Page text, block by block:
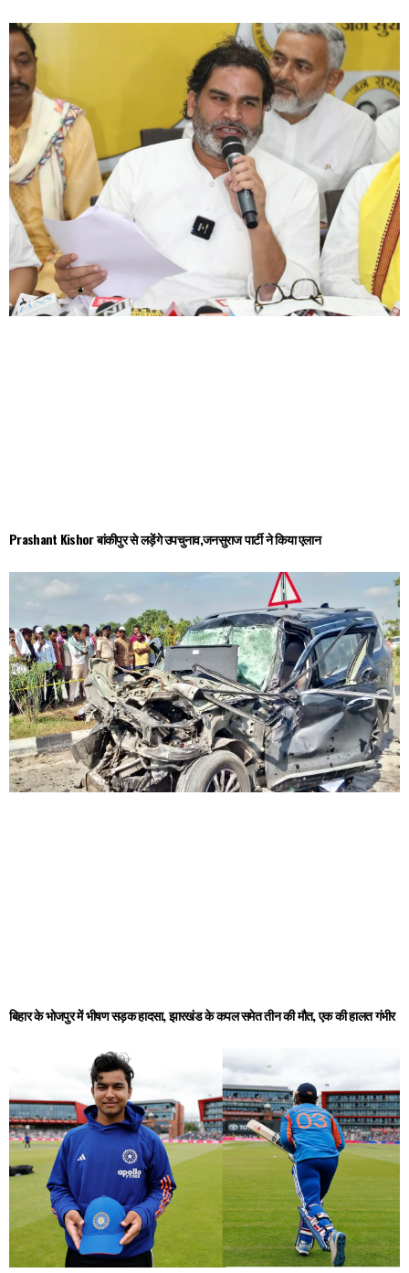
Prashant Kishor बांकीपुर से लड़ेंगे उपचुनाव,जनसुराज पार्टी ने किया एलान
बिहार के भोजपुर में भीषण सड़क हादसा, झारखंड के कपल समेत तीन की मौत, एक की हालत गंभीर